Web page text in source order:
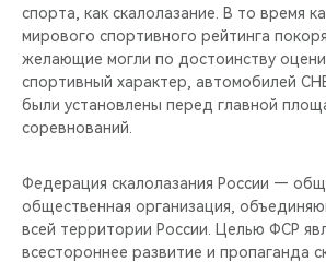
спорта, как скалолазание. В то время
мирового спортивного рейтинга
желающие могли по достоинству
спортивный характер, автомобилей
были установлены перед главной
соревнований.
Федерация скалолазания России —
общественная организация,
всей территории России. Целью ФСР
всестороннее развитие и пропаганда